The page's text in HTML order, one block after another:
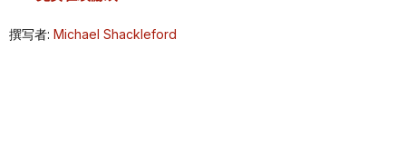
撰写者: Michael Shackleford